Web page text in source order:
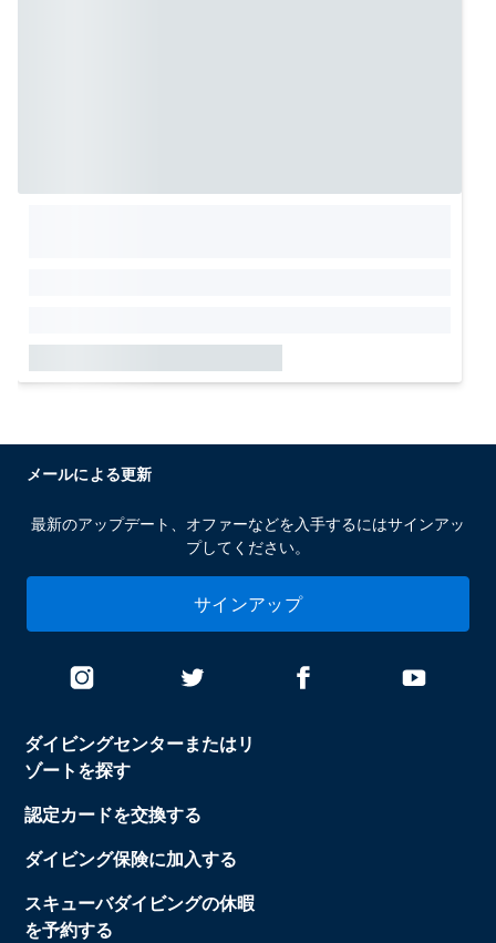
ダイビングセンターまたはリ
ゾートを探す
認定カードを交換する
ダイビング保険に加入する
スキューバダイビングの休暇
を予約する
メールによる更新
最新のアップデート、オファーなどを入手するにはサインアッ
プしてください。
サインアップ